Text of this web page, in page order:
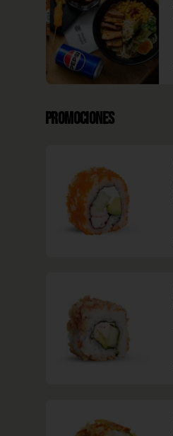
Promociones